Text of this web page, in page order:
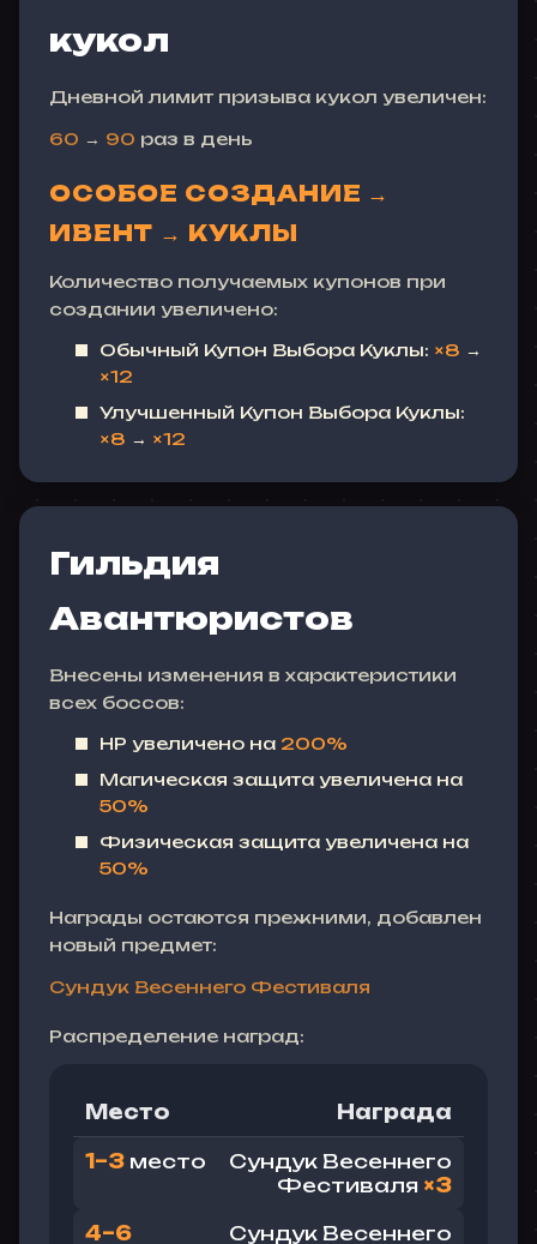
кукол
Дневной лимит призыва кукол увеличен:
60 → 90 раз в день
ОСОБОЕ СОЗДАНИЕ →
ИВЕНТ → КУКЛЫ
Количество получаемых купонов при
создании увеличено:
Обычный Купон Выбора Куклы: ×8 →
×12
Улучшенный Купон Выбора Куклы:
×8 → ×12
Гильдия
Авантюристов
Внесены изменения в характеристики
всех боссов:
HP увеличено на 200%
Магическая защита увеличена на
50%
Физическая защита увеличена на
50%
Награды остаются прежними, добавлен
новый предмет:
Сундук Весеннего Фестиваля
Распределение наград:
Место Награда
1–3 место
Сундук Весеннего
Фестиваля ×3
4–6
Сундук Весеннего